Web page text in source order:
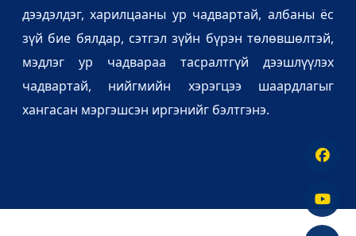
дээдэлдэг, харилцааны ур чадвартай, албаны ёс
зүй бие бялдар, сэтгэл зүйн бүрэн төлөвшөлтэй,
мэдлэг ур чадвараа тасралтгүй дээшлүүлэх
чадвартай, нийгмийн хэрэгцээ шаардлагыг
хангасан мэргэшсэн иргэнийг бэлтгэнэ.